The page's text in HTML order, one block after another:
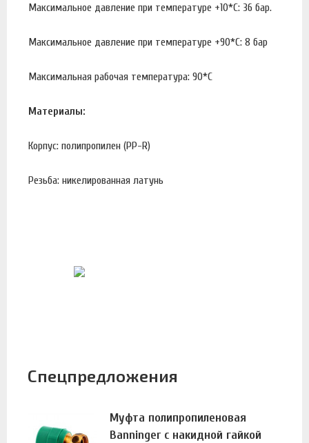
Максимальное давление при температуре +10*С: 36 бар.
Максимальное давление при температуре +90*С: 8 бар
Максимальная рабочая температура: 90*С
Материалы:
Корпус: полипропилен (PP-R)
Резьба: никелированная латунь
Спецпредложения
Муфта полипропиленовая
Banninger с накидной гайкой